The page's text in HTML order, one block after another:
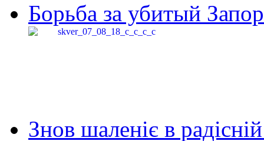
Борьба за убитый
Знов шаленіє в